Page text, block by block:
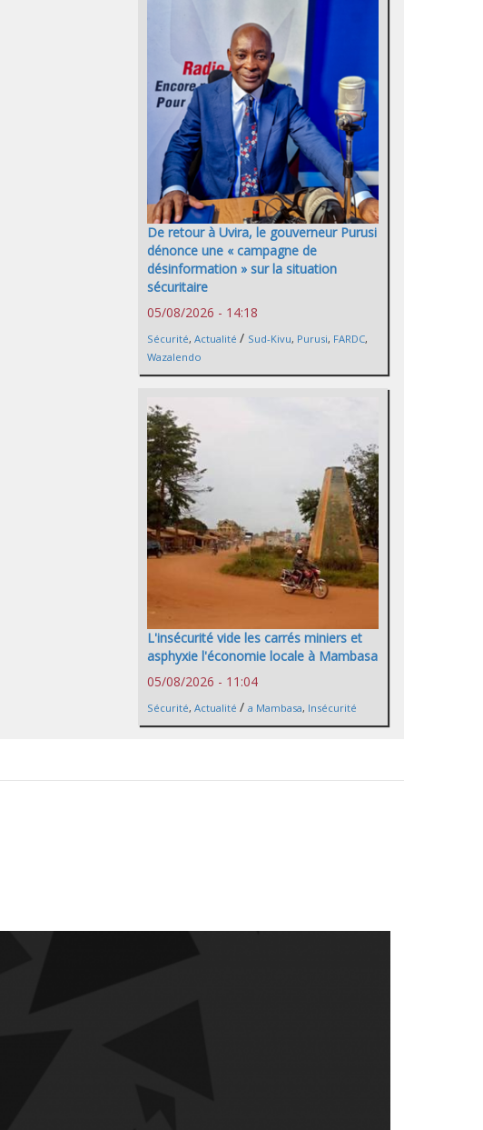
De retour à Uvira, le gouverneur Purusi
dénonce une « campagne de
désinformation » sur la situation
sécuritaire
05/08/2026 - 14:18
Sécurité, Actualité / Sud-Kivu, Purusi, FARDC,
Wazalendo
L'insécurité vide les carrés miniers et
asphyxie l'économie locale à Mambasa
05/08/2026 - 11:04
Sécurité, Actualité / a Mambasa, Insécurité